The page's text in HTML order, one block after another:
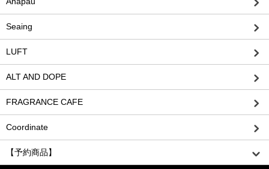
Seaing
LUFT
ALT AND DOPE
FRAGRANCE CAFE
Coordinate
【予約商品】